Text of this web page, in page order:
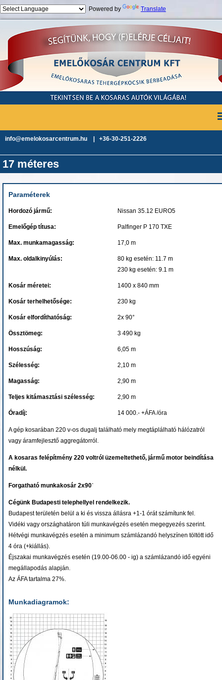
Powered by
Translate
info@emelokosarcentrum.hu | +36-30-251-2226
17 méteres
Paraméterek
Hordozó jármű: Nissan 35.12 EURO5
Emelőgép títusa: Palfinger P 170 TXE
Max. munkamagasság: 17,0 m
Max. oldalkinyúlás:
80 kg esetén: 11.7 m
230 kg esetén: 9.1 m
Kosár méretei: 1400 x 840 mm
Kosár terhelhetősége: 230 kg
Kosár elfordíthatóság: 2x 90°
Össztömeg: 3 490 kg
Hosszúság: 6,05 m
Szélesség: 2,10 m
Magasság: 2,90 m
Teljes kitámasztási szélesség: 2,90 m
Óradíj: 14 000.- +ÁFA /óra
A gép kosarában 220 v-os dugalj található mely megtáplálható hálózatról
vagy áramfejlesztő aggregátorról.
A kosaras felépítmény 220 voltról üzemeltethető, jármű motor beindítása
nélkül.
Forgatható munkakosár 2x90˙
Cégünk Budapesti telephellyel rendelkezik.
Budapest területén belül a ki és vissza állásra +1-1 órát számítunk fel.
Vidéki vagy országhatáron túli munkavégzés esetén megegyezés szerint.
Hétvégi munkavégzés esetén a minimum számlázandó helyszínen töltött idő
4 óra (+kiállás).
Éjszakai munkavégzés esetén (19.00-06.00 - ig) a számlázandó idő egyéni
megállapodás alapján.
Az ÁFA tartalma 27%.
Munkadiagramok: